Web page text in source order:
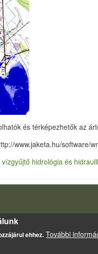
és térképezhetők az
www.jaketa.hu/software/
hidrológia és
ehhez. További